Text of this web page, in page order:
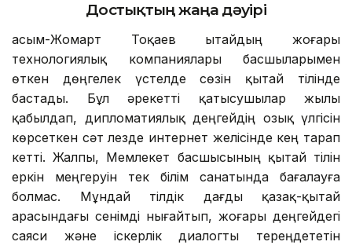
Достықтың жаңа дәуірі
Қасым-Жомарт Тоқаев Қытайдың жоғары
технологиялық компаниялары басшыларымен
өткен дөңгелек үстелде сөзін қытай тілінде
бастады. Бұл әрекетті қатысушылар жылы
қабылдап, дипломатиялық деңгейдің озық үлгісін
көрсеткен сәт лезде интернет желісінде кең тарап
кетті. Жалпы, Мемлекет басшысының қытай тілін
еркін меңгеруін тек білім санатында бағалауға
болмас. Мұндай тілдік дағды қазақ-қытай
арасындағы сенімді нығайтып, жоғары деңгейдегі
саяси және іскерлік диалогты тереңдететін